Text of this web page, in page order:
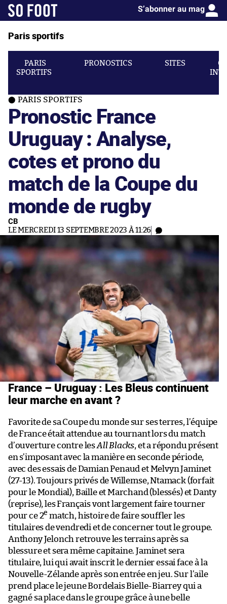
S’abonner au mag
Paris sportifs
PARIS
SPORTIFS
PRONOSTICS SITES
PARIS SPORTIFS
Pronostic France
Uruguay : Analyse,
cotes et prono du
match de la Coupe du
monde de rugby
CB
LE MERCREDI 13 SEPTEMBRE 2023 À 11:26
France – Uruguay : Les Bleus continuent
leur marche en avant ?
Favorite de sa Coupe du monde sur ses terres, l’équipe
de France était attendue au tournant lors du match
d’ouverture contre lesAll Blacks, et a répondu présent
en s’imposant avec la manière en seconde période,
avec des essais de Damian Penaud et Melvyn Jaminet
(27-13). Toujours privés de Willemse, Ntamack (forfait
pour le Mondial), Baille et Marchand (blessés) et Danty
(reprise), les Français vont largement faire tourner
pour ce 2e match, histoire de faire souffler les
titulaires de vendredi et de concerner tout le groupe.
Anthony Jelonch retrouve les terrains après sa
blessure et sera même capitaine. Jaminet sera
titulaire, lui qui avait inscrit le dernier essai face à la
Nouvelle-Zélande après son entrée en jeu. Sur l’aile
prend place le jeune Bordelais Bielle-Biarrey qui a
gagné sa place dans le groupe grâce à une belle